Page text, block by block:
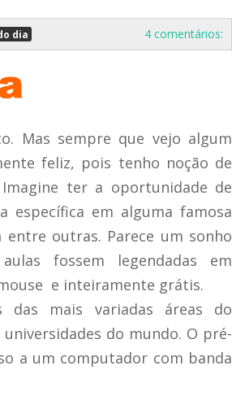
4 comentários:
dia
Mas sempre que vejo algum
feliz, pois tenho noção de
ter a oportunidade de
específica em alguma famosa
entre outras. Parece um sonho
fossem legendadas em
e inteiramente grátis.
mais variadas áreas do
do mundo. O pré-
a um computador com banda